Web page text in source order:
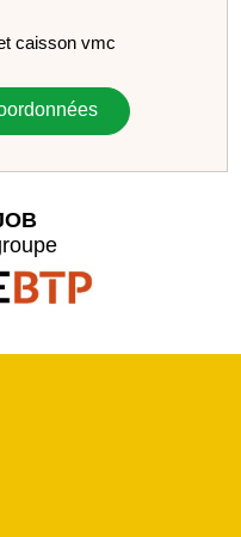
caisson vmc